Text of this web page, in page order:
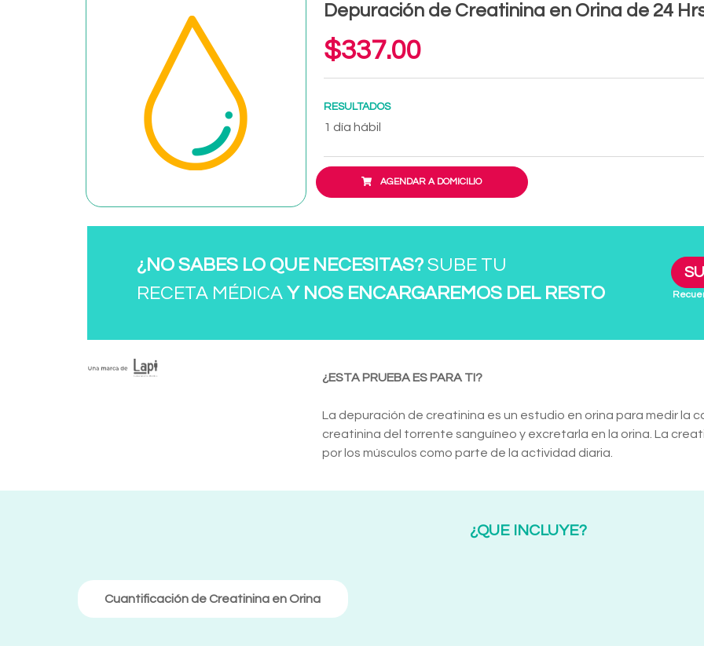
Depuración de Creatinina en Orina de 24
$337.00
RESULTADOS
1 día hábil
AGENDAR A DOMICILIO
¿NO SABES LO QUE NECESITAS? SUBE TU
RECETA MÉDICA Y NOS ENCARGAREMOS DEL RESTO
¿ESTA PRUEBA ES PARA TI?
La depuración de creatinina es un estudio en orina para medir la
creatinina del torrente sanguíneo y excretarla en la orina. La
por los músculos como parte de la actividad diaria.
¿QUE INCLUYE?
Cuantificación de Creatinina en Orina